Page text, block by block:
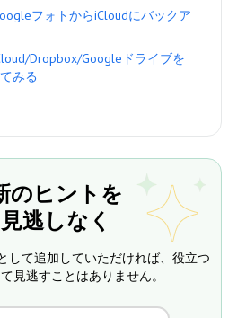
フォトからiCloudにバックア
Dropbox/Googleドライブを
みる
のヒントを
逃しなく
して追加していただければ、役立つ
見逃すことはありません。